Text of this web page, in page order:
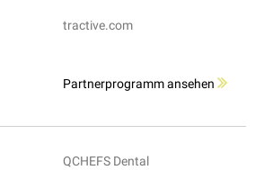
tractive.com
Partnerprogramm ansehen
QCHEFS Dental